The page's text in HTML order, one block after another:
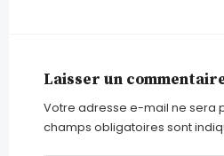
Laisser un
Votre adresse e-mail ne sera
champs obligatoires sont